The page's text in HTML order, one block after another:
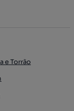
e Torrão